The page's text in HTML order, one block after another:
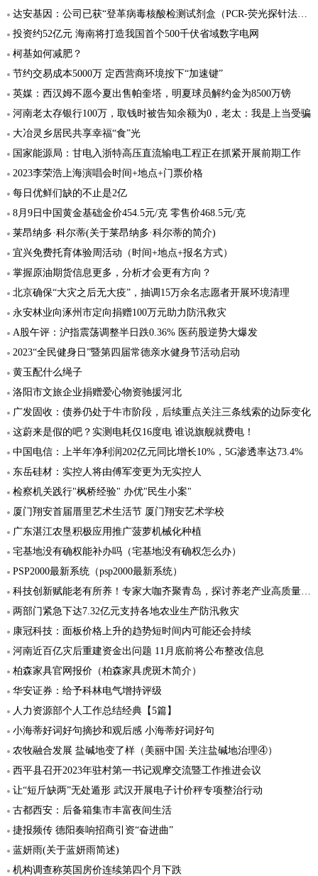
达安基因：公司已获“登革病毒核酸检测试剂盒（PCR-荧光探针法）”的医疗器械注册证
投资约52亿元 海南将打造我国首个500千伏省域数字电网
柯基如何减肥？
节约交易成本5000万 定西营商环境按下“加速键”
英媒：西汉姆不愿今夏出售帕奎塔，明夏球员解约金为8500万镑
河南老太存银行100万，取钱时被告知余额为0，老太：我是上当受骗
大冶灵乡居民共享幸福“食”光
国家能源局：甘电入浙特高压直流输电工程正在抓紧开展前期工作
2023李荣浩上海演唱会时间+地点+门票价格
每日优鲜们缺的不止是2亿
8月9日中国黄金基础金价454.5元/克 零售价468.5元/克
莱昂纳多·科尔蒂(关于莱昂纳多·科尔蒂的简介)
宜兴免费托育体验周活动（时间+地点+报名方式）
掌握原油期货信息更多，分析才会更有方向？
北京确保“大灾之后无大疫”，抽调15万余名志愿者开展环境清理
永安林业向涿州市定向捐赠100万元助力防汛救灾
A股午评：沪指震荡调整半日跌0.36% 医药股逆势大爆发
2023“全民健身日”暨第四届常德亲水健身节活动启动
黄玉配什么绳子
洛阳市文旅企业捐赠爱心物资驰援河北
广发固收：债券仍处于牛市阶段，后续重点关注三条线索的边际变化
这蔚来是假的吧？实测电耗仅16度电 谁说旗舰就费电！
中国电信：上半年净利润202亿元同比增长10%，5G渗透率达73.4%
东岳硅材：实控人将由傅军变更为无实控人
检察机关践行"枫桥经验" 办优"民生小案"
厦门翔安首届厝里艺术生活节 厦门翔安艺术学校
广东湛江农垦积极应用推广菠萝机械化种植
宅基地没有确权能补办吗（宅基地没有确权怎么办）
PSP2000最新系统（psp2000最新系统）
科技创新赋能老有所养！专家大咖齐聚青岛，探讨养老产业高质量发展“突破口”
两部门紧急下达7.32亿元支持各地农业生产防汛救灾
康冠科技：面板价格上升的趋势短时间内可能还会持续
河南近百亿灾后重建资金出问题 11月底前将公布整改信息
柏森家具官网报价（柏森家具虎斑木简介）
华安证券：给予科林电气增持评级
人力资源部个人工作总结经典【5篇】
小海蒂好词好句摘抄和观后感 小海蒂好词好句
农牧融合发展 盐碱地变了样（美丽中国·关注盐碱地治理④）
西平县召开2023年驻村第一书记观摩交流暨工作推进会议
让“短斤缺两”无处遁形 武汉开展电子计价秤专项整治行动
古都西安：后备箱集市丰富夜间生活
捷报频传 德阳奏响招商引资“奋进曲”
蓝妍雨(关于蓝妍雨简述)
机构调查称英国房价连续第四个月下跌